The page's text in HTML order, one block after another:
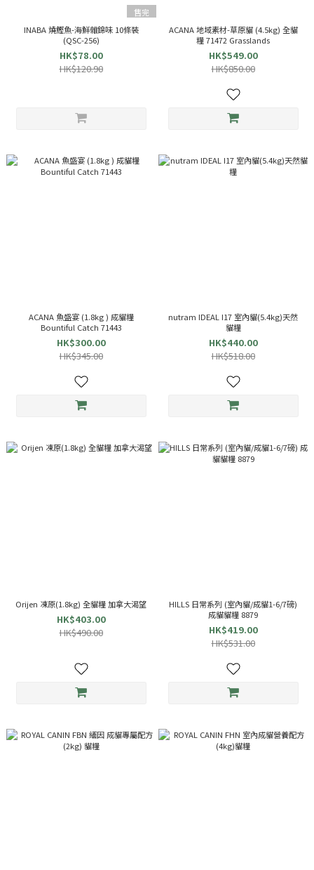
售完
INABA 燒鰹魚-海鮮雜錦味 10條裝
(QSC-256)
HK$78.00
HK$120.90
ACANA 地域素材-草原貓 (4.5kg) 全貓
糧 71472 Grasslands
HK$549.00
HK$850.00
ACANA 魚盛宴 (1.8kg ) 成貓糧
Bountiful Catch 71443
HK$300.00
HK$345.00
nutram IDEAL I17 室內貓(5.4kg)天然
貓糧
HK$440.00
HK$518.00
Orijen 凍原(1.8kg) 全貓糧 加拿大渴望
HK$403.00
HK$490.00
HILLS 日常系列 (室內貓/成貓1-6/7磅)
成貓貓糧 8879
HK$419.00
HK$531.00